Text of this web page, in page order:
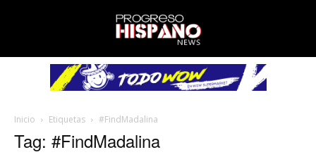
Inicio Etiquetas #FindMadalina
Tag: #FindMadalina